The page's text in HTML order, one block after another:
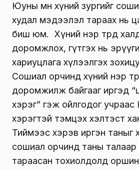
Юуны өмнө хүний зургийг
худал мэдээлэл тараах нь
биш юм. Хүний нэр төрд
доромжлох, гүтгэх нь
хариуцлага хүлээлгэх
Сошиал орчинд хүний нэр
доромжилж байгааг иргэд
хэрэг” гэж ойлгодог учраас
хэрэгтэй тэмцэх хэлтэст
Тиймээс хэрэв иргэн таныг
сошиал орчинд таны
тараасан тохиолдолд